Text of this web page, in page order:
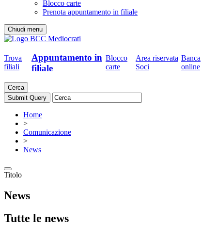
Blocco carte
Prenota appuntamento in filiale
Chiudi menu
Trova
filiali
Appuntamento in
filiale
Blocco
carte
Area riservata
Soci
Banca
online
Cerca
Home
>
Comunicazione
>
News
Titolo
News
Tutte le news